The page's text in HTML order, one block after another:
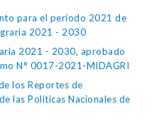
para el período 2021 de
2021 - 2030
2021 - 2030, aprobado
N° 0017-2021-MIDAGRI
los Reportes de
las Políticas Nacionales de